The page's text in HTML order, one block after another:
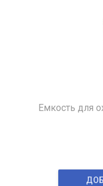
Емкость для